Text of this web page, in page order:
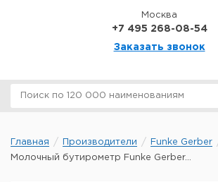
Москва
+7 495 268-08-54
Заказать звонок
Главная Производители
Funke Gerber
Молочный бутирометр Funke Gerber...